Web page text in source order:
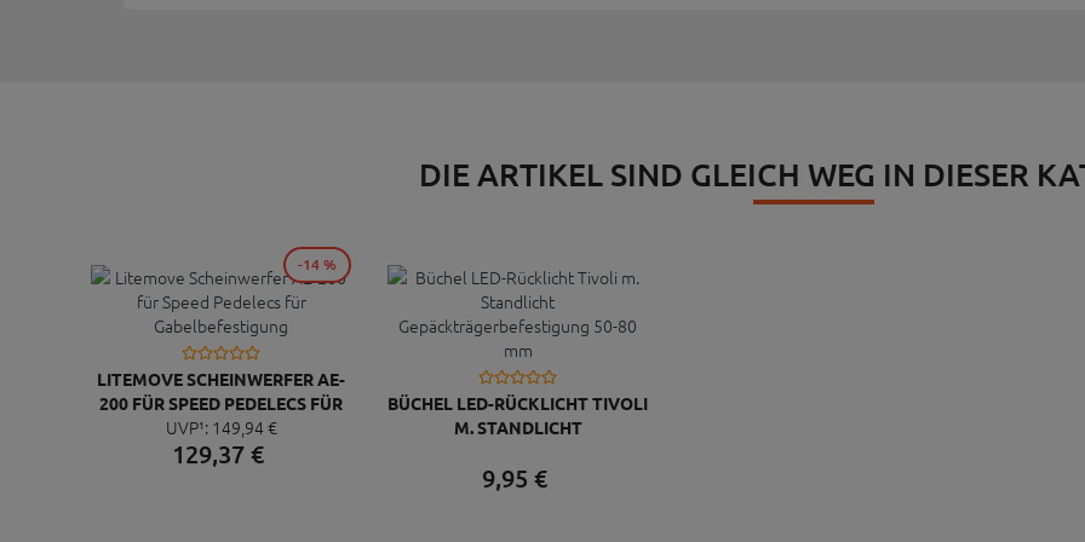
DIE ARTIKEL SIND GLEICH WEG IN DIESER
LITEMOVE SCHEINWERFER AE-
200 FÜR SPEED PEDELECS FÜR
GABELBEFESTIGUNG
UVP¹: 149,94 €
129,37€
-14 %
BÜCHEL LED-RÜCKLICHT TIVOLI
M. STANDLICHT
50-80 MM
9,95 €